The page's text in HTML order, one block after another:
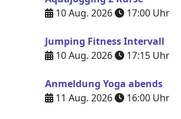
10 Aug. 2026
17:00 Uhr
Jumping Fitness Intervall
10 Aug. 2026
17:15 Uhr
Anmeldung Yoga abends
11 Aug. 2026
16:00 Uhr